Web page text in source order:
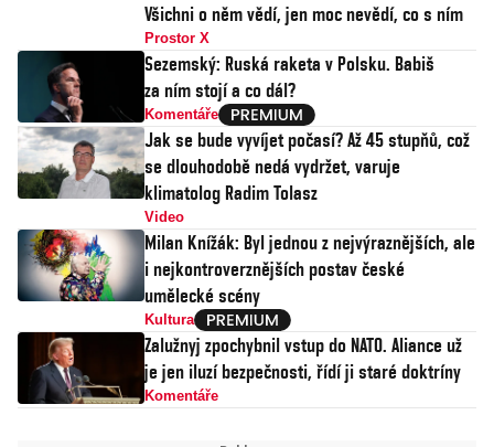
Všichni o něm vědí, jen moc nevědí, co s ním
Prostor X
Sezemský: Ruská raketa v Polsku. Babiš
za ním stojí a co dál?
Komentáře
Jak se bude vyvíjet počasí? Až 45 stupňů, což
se dlouhodobě nedá vydržet, varuje
klimatolog Radim Tolasz
Video
Milan Knížák: Byl jednou z nejvýraznějších, ale
i nejkontroverznějších postav české
umělecké scény
Kultura
Zalužnyj zpochybnil vstup do NATO. Aliance už
je jen iluzí bezpečnosti, řídí ji staré doktríny
Komentáře